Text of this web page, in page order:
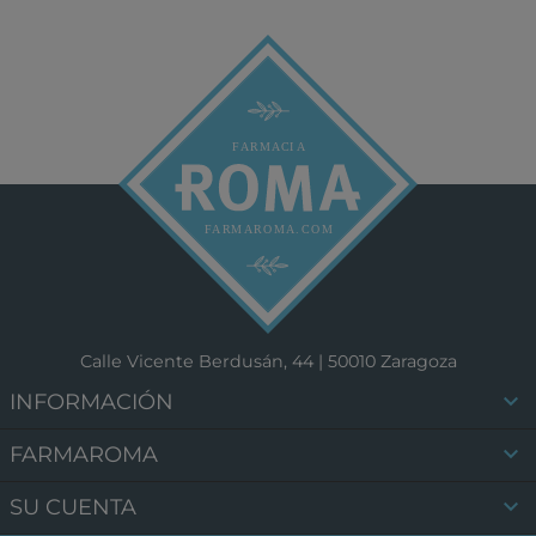
Calle Vicente Berdusán, 44 | 50010 Zaragoza
INFORMACIÓN 
FARMAROMA 
SU CUENTA 